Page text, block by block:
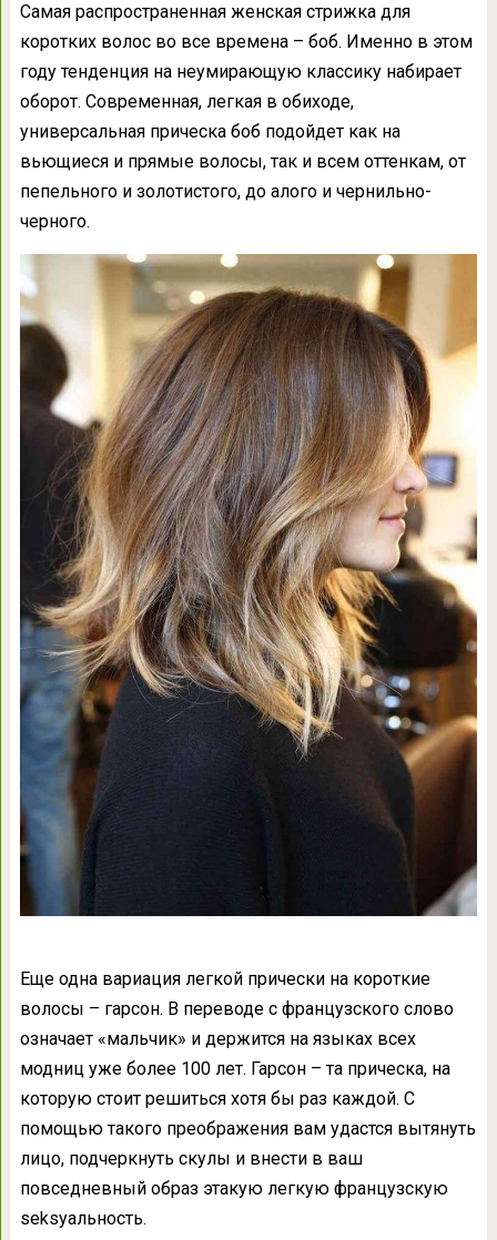
Самая распространенная женская стрижка для
коротких волос во все времена – боб. Именно в этом
году тенденция на неумирающую классику набирает
оборот. Современная, легкая в обиходе,
универсальная прическа боб подойдет как на
вьющиеся и прямые волосы, так и всем оттенкам, от
пепельного и золотистого, до алого и чернильно-
черного.
Еще одна вариация легкой прически на короткие
волосы – гарсон. В переводе с французского слово
означает «мальчик» и держится на языках всех
модниц уже более 100 лет. Гарсон – та прическа, на
которую стоит решиться хотя бы раз каждой. С
помощью такого преображения вам удастся вытянуть
лицо, подчеркнуть скулы и внести в ваш
повседневный образ этакую легкую французскую
seksуальность.